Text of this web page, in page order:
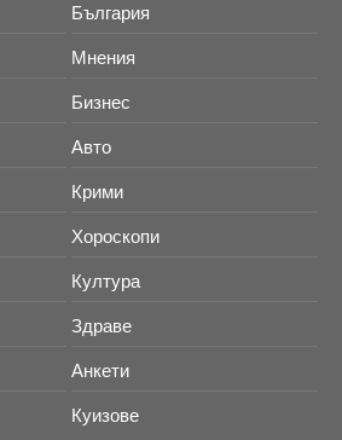
България
Мнения
Бизнес
Авто
Крими
Хороскопи
Култура
Здраве
Анкети
Куизове